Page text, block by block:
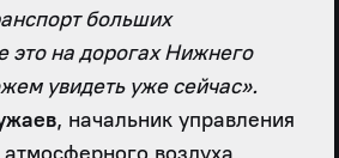
больших
это на дорогах Нижнего
увидеть уже сейчас».
, начальник управления